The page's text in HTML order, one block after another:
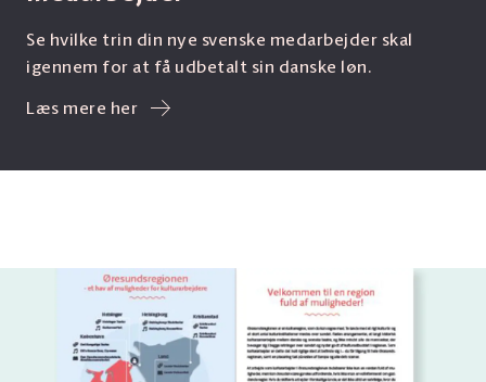
Se hvilke trin din nye svenske medarbejder skal
igennem for at få udbetalt sin danske løn.
Læs mere her